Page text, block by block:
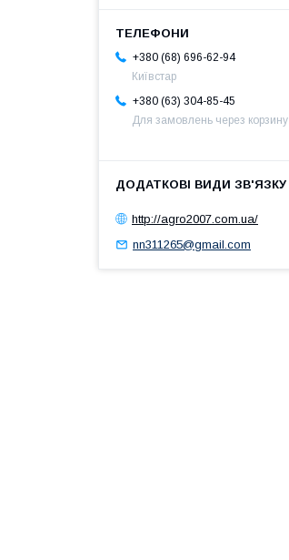
+380 (68) 696-62-94
Київстар
+380 (63) 304-85-45
Для замовлень через корзину
http://agro2007.com.ua/
nn311265@gmail.com